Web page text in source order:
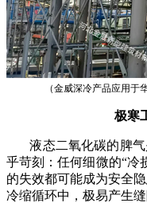
（金威深冷产品应用于
极寒
液态二氧化碳的脾气
乎苛刻：任何细微的“冷
的失效都可能成为安全
冷缩循环中，极易产生缝